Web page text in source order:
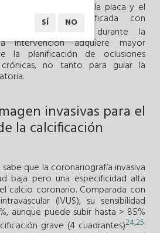
la morfología de la placa y el
de placa calcificada con
. Su utilidad durante la
intervención adquiere mayor
la planificación de oclusiones
no tanto para guiar la
invasivas para el
la calcificación
que la coronariografía invasiva
baja pero una especificidad alta
calcio coronario. Comparada con
(IVUS), su sensibilidad
aunque puede subir hasta > 85%
grave (4 cuadrantes)24,25.
SÍ NO